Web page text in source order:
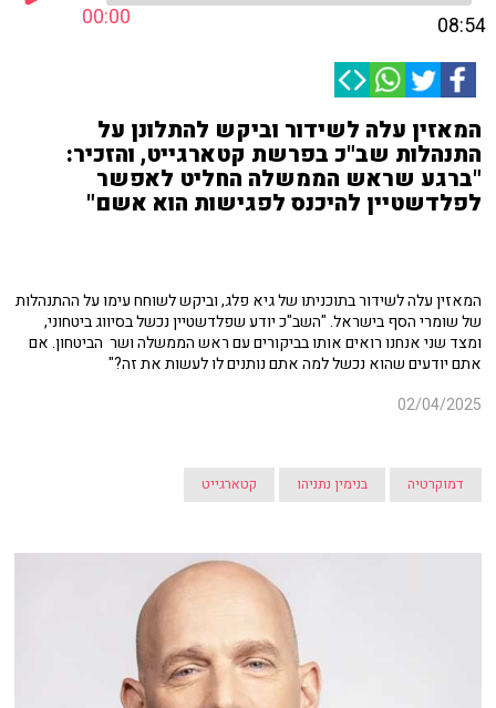
00:00 08:54
המאזין עלה לשידור וביקש להתלונן על
התנהלות שב"כ בפרשת קטארגייט, והזכיר:
"ברגע שראש הממשלה החליט לאפשר
לפלדשטיין להיכנס לפגישות הוא אשם"
המאזין עלה לשידור בתוכניתו של גיא פלג, וביקש לשוחח עימו על ההתנהלות
של שומרי הסף בישראל. "השב"כ יודע שפלדשטיין נכשל בסיווג ביטחוני,
ומצד שני אנחנו רואים אותו בביקורים עם ראש הממשלה ושר הביטחון. אם
אתם יודעים שהוא נכשל למה אתם נותנים לו לעשות את זה?"
02/04/2025
דמוקרטיה בנימין נתניהו קטארגייט